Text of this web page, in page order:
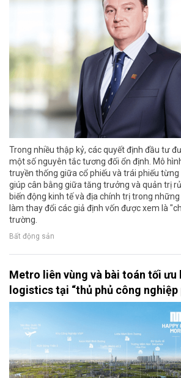
Trong nhiều thập kỷ, các quyết định đầu tư
một số nguyên tắc tương đối ổn định. Mô
truyền thống giữa cổ phiếu và trái phiếu
giúp cân bằng giữa tăng trưởng và quản trị
biến động kinh tế và địa chính trị trong
làm thay đổi các giả định vốn được xem là
trường.
Bất động sản
Metro liên vùng và bài toán tối ưu
logistics tại “thủ phủ công nghiệp